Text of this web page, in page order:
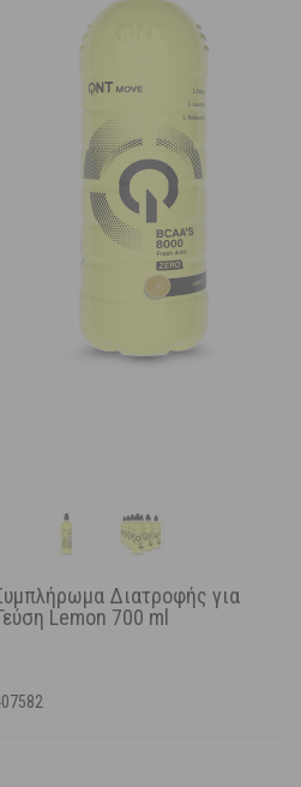
Διατροφής για
Lemon 700 ml